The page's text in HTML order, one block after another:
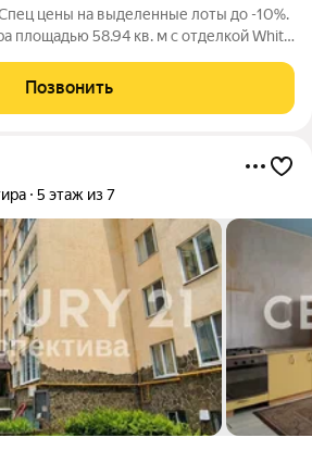
цены на выделенные лоты до -10%.
площадью 58.94 кв. м с отделкой White
- жилой комплекс в Раменском
Позвонить
5 этаж из 7